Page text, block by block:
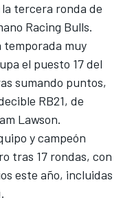
tercera ronda de
Racing Bulls.
muy
el puesto 17 del
sumando puntos,
RB21, de
Lawson.
y campeón
tras 17 rondas, con
este año, incluidas